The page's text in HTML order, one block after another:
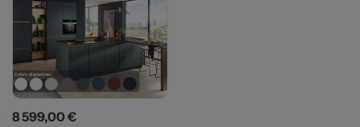
Prix
8 599,00 €